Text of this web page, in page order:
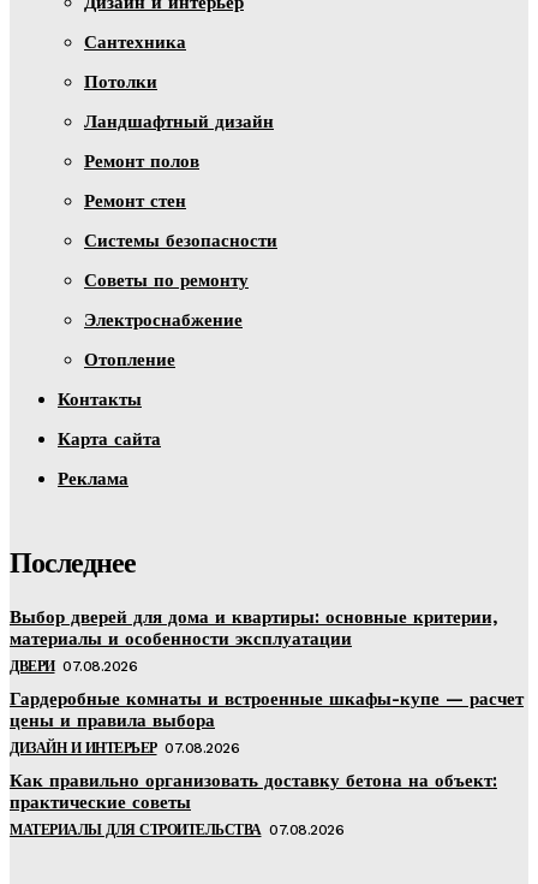
Сантехника
Потолки
Ландшафтный дизайн
Ремонт полов
Ремонт стен
Системы безопасности
Советы по ремонту
Электроснабжение
Отопление
Контакты
Карта сайта
Реклама
Последнее
Выбор дверей для дома и квартиры: основные критерии,
материалы и особенности эксплуатации
ДВЕРИ 07.08.2026
Гардеробные комнаты и встроенные шкафы-купе — расчет
цены и правила выбора
ДИЗАЙН И ИНТЕРЬЕР 07.08.2026
Как правильно организовать доставку бетона на объект:
практические советы
МАТЕРИАЛЫ ДЛЯ СТРОИТЕЛЬСТВА 07.08.2026